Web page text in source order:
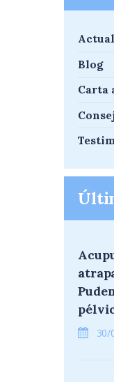
Blog
Carta
30/